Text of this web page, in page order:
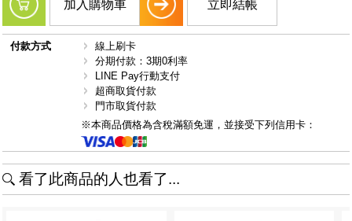
加入購物車 立即結帳
付款方式
線上刷卡
分期付款：3期0利率
LINE Pay行動支付
超商取貨付款
門市取貨付款
※本商品價格為含稅滿額免運，並接受下列信用卡：
看了此商品的人也看了...